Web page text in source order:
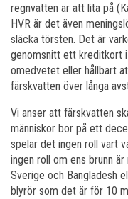
regnvatten är att lita på
HVR är det även
släcka törsten. Det är
genomsnitt ett kreditkort i
omedvetet eller hållbart
färskvatten över långa
Vi anser att färskvatten
människor bor på ett
spelar det ingen roll vart
ingen roll om ens brunn
Sverige och Bangladesh
blyrör som det är för 10